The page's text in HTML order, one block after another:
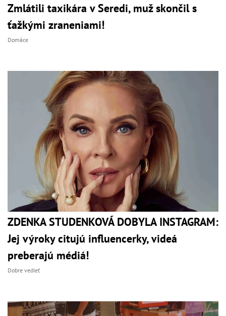
Zmlátili taxikára v Seredi, muž skončil s
ťažkými zraneniami!
Domáce
ZDENKA STUDENKOVÁ DOBYLA INSTAGRAM:
Jej výroky citujú influencerky, videá
preberajú médiá!
Dobre vedieť